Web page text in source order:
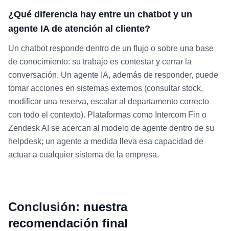
¿Qué diferencia hay entre un chatbot y un
agente IA de atención al cliente?
Un chatbot responde dentro de un flujo o sobre una base
de conocimiento: su trabajo es contestar y cerrar la
conversación. Un agente IA, además de responder, puede
tomar acciones en sistemas externos (consultar stock,
modificar una reserva, escalar al departamento correcto
con todo el contexto). Plataformas como Intercom Fin o
Zendesk AI se acercan al modelo de agente dentro de su
helpdesk; un agente a medida lleva esa capacidad de
actuar a cualquier sistema de la empresa.
Conclusión: nuestra
recomendación final